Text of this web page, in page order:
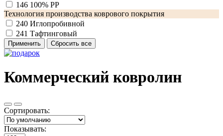
146 100% PP
Технология производства коврового покрытия
240 Иглопробивной
241 Тафтинговый
Коммерческий ковролин
Сортировать:
Показывать: